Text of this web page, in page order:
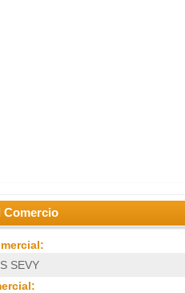
Comercio
SEVY